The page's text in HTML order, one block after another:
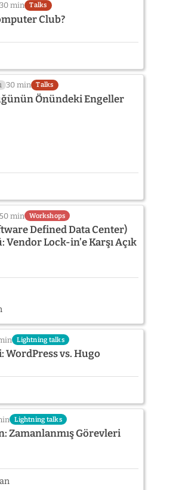
30 min Talks
Club?
30 min Talks
Önündeki Engeller
50 min Workshops
Defined Data Center)
Vendor Lock-in’e Karşı Açık
Lightning talks
vs. Hugo
Lightning talks
Zamanlanmış Görevleri